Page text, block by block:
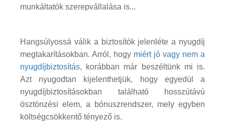
munkáltatók szerepvállalása is...
Hangsúlyossá válik a biztosítók jelenléte a nyugdíj
megtakarításokban. Arról, hogy miért jó vagy nem a
nyugdíjbiztosítás, korábban már beszéltünk mi is.
Azt nyugodtan kijelenthetjük, hogy egyedül a
nyugdíjbiztosításokban található hosszútávú
ösztönzési elem, a bónuszrendszer, mely egyben
költségcsökkentő tényező is.